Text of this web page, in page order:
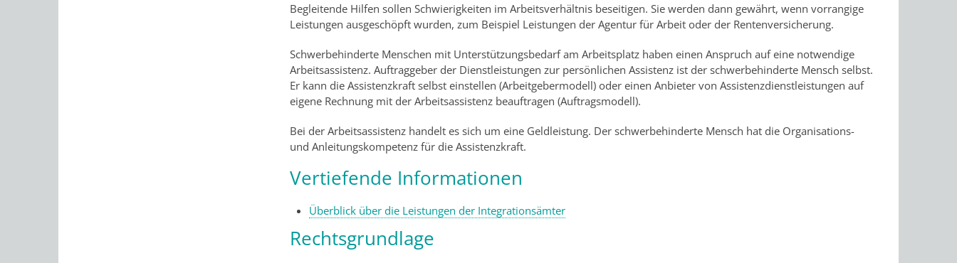
Begleitende Hilfen sollen Schwierigkeiten im Arbeitsverhältnis beseitigen. Sie werden dann gewährt, wenn vorrangige
Leistungen ausgeschöpft wurden, zum Beispiel Leistungen der Agentur für Arbeit oder der Rentenversicherung.
Schwerbehinderte Menschen mit Unterstützungsbedarf am Arbeitsplatz haben einen Anspruch auf eine notwendige
Arbeitsassistenz. Auftraggeber der Dienstleistungen zur persönlichen Assistenz ist der schwerbehinderte Mensch selbst.
Er kann die Assistenzkraft selbst einstellen (Arbeitgebermodell) oder einen Anbieter von Assistenzdienstleistungen auf
eigene Rechnung mit der Arbeitsassistenz beauftragen (Auftragsmodell).
Bei der Arbeitsassistenz handelt es sich um eine Geldleistung. Der schwerbehinderte Mensch hat die Organisations-
und Anleitungskompetenz für die Assistenzkraft.
Vertiefende Informationen
Überblick über die Leistungen der Integrationsämter
Rechtsgrundlage